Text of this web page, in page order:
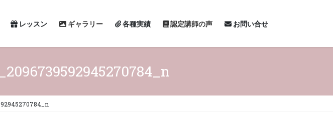
レッスン ギャラリー 各種実績 認定講師の声 お問い合せ